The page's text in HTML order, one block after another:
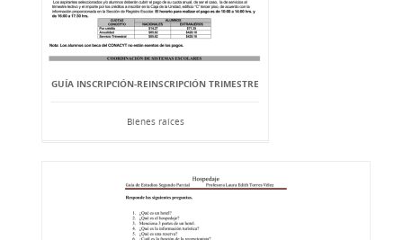
GUÍA INSCRIPCIÓN-REINSCRIPCIÓN TRIMESTRE
Bienes raíces